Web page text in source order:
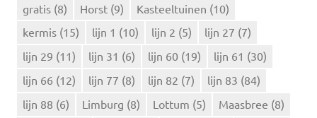
gratis (8) Horst (9) Kasteeltuinen (10)
kermis (15) lijn 1 (10) lijn 2 (5) lijn 27 (7)
lijn 29 (11) lijn 31 (6) lijn 60 (19) lijn 61 (30)
lijn 66 (12) lijn 77 (8) lijn 82 (7) lijn 83 (84)
lijn 88 (6) Limburg (8) Lottum (5) Maasbree (8)